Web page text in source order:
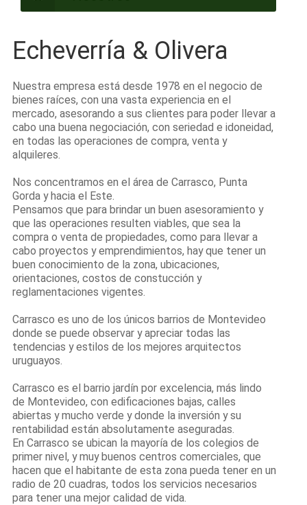
Echeverría & Olivera
Nuestra empresa está desde 1978 en el negocio de
bienes raíces, con una vasta experiencia en el
mercado, asesorando a sus clientes para poder llevar a
cabo una buena negociación, con seriedad e idoneidad,
en todas las operaciones de compra, venta y
alquileres.
Nos concentramos en el área de Carrasco, Punta
Gorda y hacia el Este.
Pensamos que para brindar un buen asesoramiento y
que las operaciones resulten viables, que sea la
compra o venta de propiedades, como para llevar a
cabo proyectos y emprendimientos, hay que tener un
buen conocimiento de la zona, ubicaciones,
orientaciones, costos de constucción y
reglamentaciones vigentes.
Carrasco es uno de los únicos barrios de Montevideo
donde se puede observar y apreciar todas las
tendencias y estilos de los mejores arquitectos
uruguayos.
Carrasco es el barrio jardín por excelencia, más lindo
de Montevideo, con edificaciones bajas, calles
abiertas y mucho verde y donde la inversión y su
rentabilidad están absolutamente aseguradas.
En Carrasco se ubican la mayoría de los colegios de
primer nivel, y muy buenos centros comerciales, que
hacen que el habitante de esta zona pueda tener en un
radio de 20 cuadras, todos los servicios necesarios
para tener una mejor calidad de vida.